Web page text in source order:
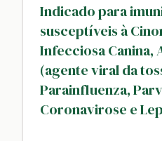
Indicado para
susceptíveis à
Infecciosa Canina,
(agente viral da
Parainfluenza,
Coronavirose e